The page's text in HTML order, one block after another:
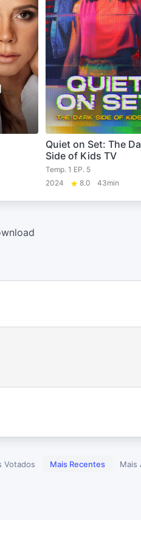
Quiet on Set: The
Side of Kids TV
Temp. 1 EP. 5
2024
8.0 43min
Votados Mais Recentes Mais